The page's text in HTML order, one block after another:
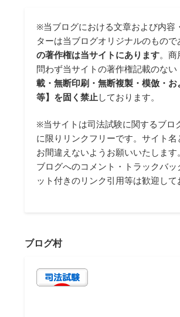
※当ブログにおける文章および内容
ターは当ブログオリジナルのもので
の著作権は当サイトにあります。商
問わず当サイトの著作権記載のない
載・無断印刷・無断複製・模倣・お
等】を固く禁止 しております。
※当サイトは司法試験に関するブロ
に限りリンクフリーです。サイト名
お間違えないようお願いいたします
ブログへのコメント・トラックバッ
ット付きのリンク引用等は歓迎して
ブログ村